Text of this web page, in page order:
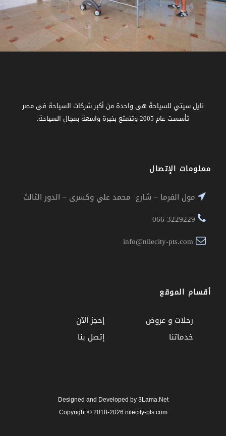
نايل سيتي للسياحة هى واحدة من أكبر شركات السياحة فى مصر
تأسست عام 2005 وتتمتع بخبرة واسعة بمجال السياحة.
معلومات الإتصال
مول الفرما – شارع محمد علي وكسرى – الدور الثالث
أقسام الموقع
إحجز الآن
رحلات و عروض
إتصل بنا
خدماتنا
Designed and Developed by 3Lama.Net
Copyright © 2018-2026 nilecity-pts.com